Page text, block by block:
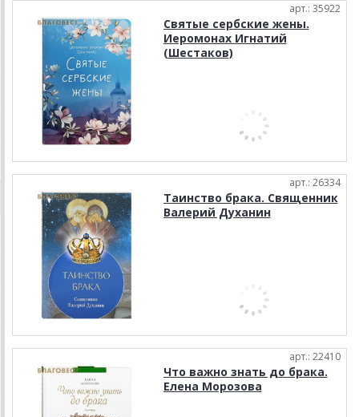
арт.: 35922
Святые сербские жены.
Иеромонах Игнатий
(Шестаков)
арт.: 26334
Таинство брака. Священник
Валерий Духанин
арт.: 22410
Что важно знать до брака.
Елена Морозова